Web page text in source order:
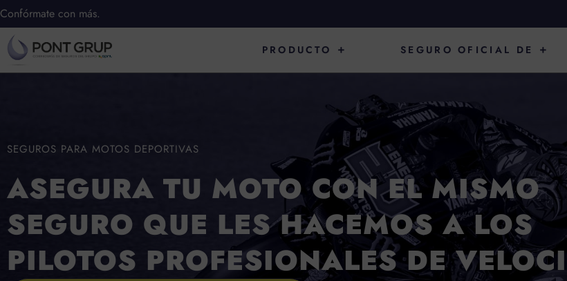
Ir
al
contenido
Confórmate con más.
PRODUCTO ABRIR PRODUCTOSEGURO OFICIAL DE
SEGUROS PARA MOTOS DEPORTIVAS
ASEGURA TU MOTO CON EL MISMO
SEGURO QUE LES HACEMOS A LOS
PILOTOS PROFESIONALES DE